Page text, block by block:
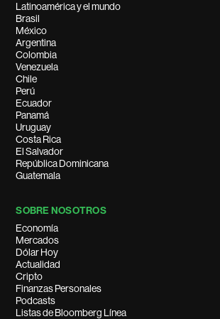
Latinoamérica y el mundo
Brasil
México
Argentina
Colombia
Venezuela
Chile
Perú
Ecuador
Panamá
Uruguay
Costa Rica
El Salvador
República Dominicana
Guatemala
SOBRE NOSOTROS
Economía
Mercados
Dólar Hoy
Actualidad
Cripto
Finanzas Personales
Podcasts
Listas de Bloomberg Línea